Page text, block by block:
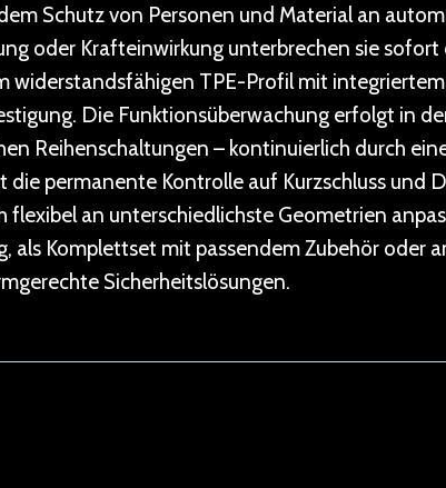
Schutz von Personen und Material an
oder Krafteinwirkung unterbrechen sie
widerstandsfähigen TPE-Profil mit
Die Funktionsüberwachung erfolgt in
Reihenschaltungen – kontinuierlich durch
permanente Kontrolle auf Kurzschluss und
an unterschiedlichste Geometrien
als Komplettset mit passendem Zubehör oder
Sicherheitslösungen.